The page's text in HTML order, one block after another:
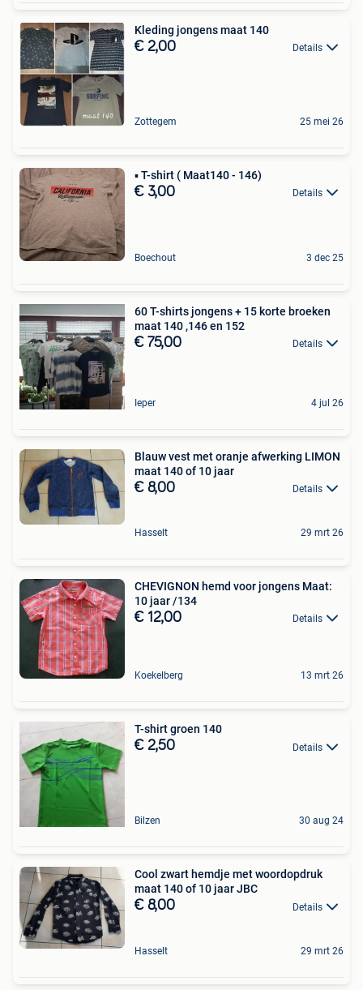
Kleding jongens maat 140
€ 2,00 Details
Zottegem 25 mei 26
▪︎︎︎ T-shirt ( Maat140 - 146)
€ 3,00 Details
Boechout 3 dec 25
60 T-shirts jongens + 15 korte broeken
maat 140 ,146 en 152
€ 75,00 Details
Ieper 4 jul 26
Blauw vest met oranje afwerking LIMON
maat 140 of 10 jaar
€ 8,00 Details
Hasselt 29 mrt 26
CHEVIGNON hemd voor jongens Maat:
10 jaar /134
€ 12,00 Details
Koekelberg 13 mrt 26
T-shirt groen 140
€ 2,50 Details
Bilzen 30 aug 24
Cool zwart hemdje met woordopdruk
maat 140 of 10 jaar JBC
€ 8,00 Details
Hasselt 29 mrt 26